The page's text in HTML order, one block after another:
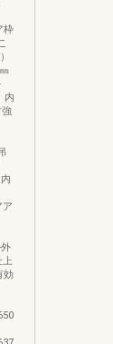
枠
内
強
ア
上
効